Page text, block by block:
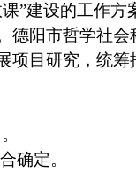
”建设的工作
阳市哲学社
目研究，统
确定。